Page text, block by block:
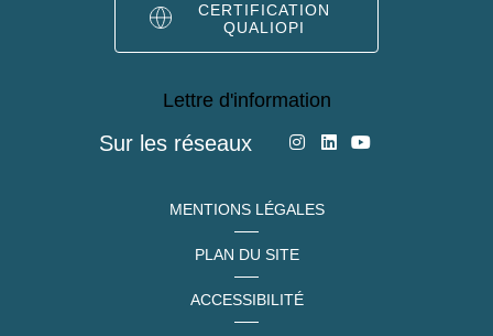
CERTIFICATION
QUALIOPI
Lettre d'information
Sur les réseaux
MENTIONS LÉGALES
PLAN DU SITE
ACCESSIBILITÉ